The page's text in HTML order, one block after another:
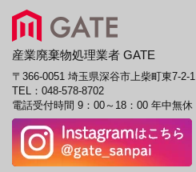
産業廃棄物処理業者 GATE
〒366-0051 埼玉県深谷市上柴町東7-2-1
TEL： 048-578-8702
電話受付時間 9：00～18：00 年中無休